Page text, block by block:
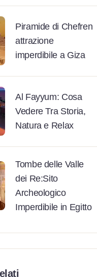
Piramide di Chefren
attrazione
imperdibile a Giza
Al Fayyum: Cosa
Vedere Tra Storia,
Natura e Relax
Tombe delle Valle
dei Re:Sito
Archeologico
Imperdibile in Egitto